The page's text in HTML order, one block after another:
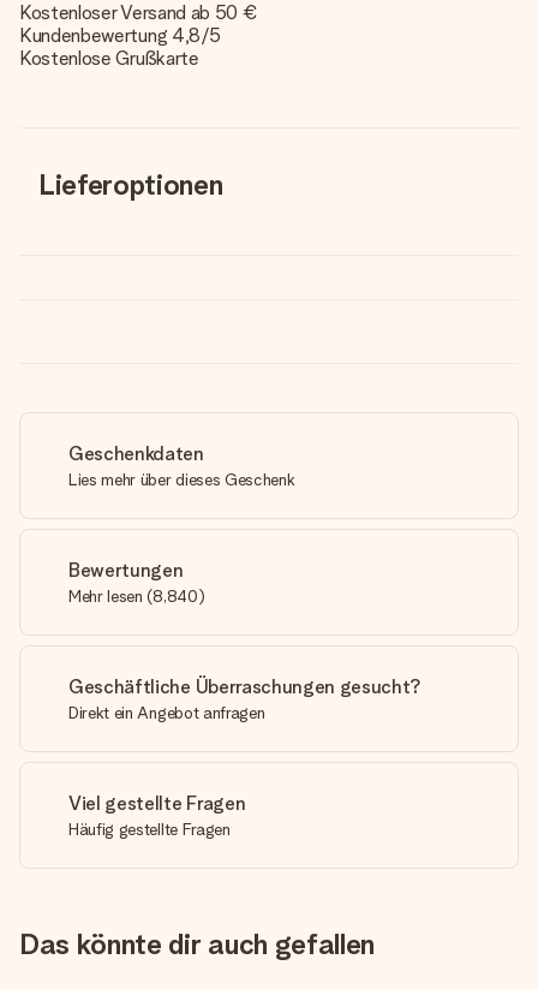
Kostenloser Versand ab 50 €
Kundenbewertung 4,8/5
Kostenlose Grußkarte
Lieferoptionen
Geschenkdaten
Lies mehr über dieses Geschenk
Bewertungen
Mehr lesen (8,840)
Geschäftliche Überraschungen gesucht?
Direkt ein Angebot anfragen
Viel gestellte Fragen
Häufig gestellte Fragen
Das könnte dir auch gefallen